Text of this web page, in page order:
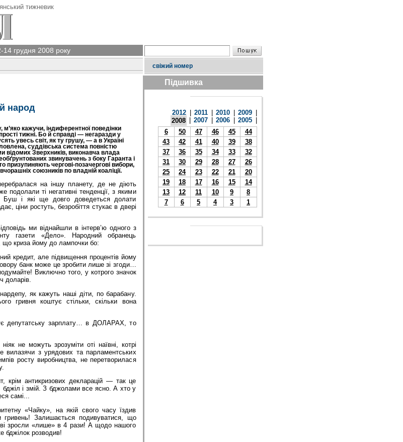
тижневик
14 грудня 2008 року
свіжий номер
народ
кажучи, індиферентної поведінки
тижні. Бо й справді — негаразди у
увесь світ, як ту грушу, — а в Україні
суддівська система повністю
відомих Зверхників, виконавча влада
звинувачень з боку Гаранта і
призупиняють чергові-позачергові вибори,
союзників по владній коаліції.
на іншу планету, де не діють
ті негативні тенденції, з якими
і які ще довго доведеться долати
ціни ростуть, безробіття стукає в двері
ми віднайшли в інтерв’ю одного з
газети «Дело». Народний обранець
що криза йому до лампочки бо:
кредит, але підвищення процентів йому
банк може це зробити лише зі згоди…
Виключно того, у котрого значок
доларів.
як кажуть наші діти, по барабану.
гривня коштує стільки, скільки вона
депутатську зарплату… в ДОЛАРАХ, то
не можуть зрозуміти оті наївні, котрі
з урядових та парламентських
росту виробництва, не перетворилася
антикризових декларацій — так це
і змій. З бджолами все ясно. А хто у
самі...
«Чайку», на якій свого часу їздив
Залишається подивуватися, що
зросли «лише» в 4 рази! А щодо нашого
бджілок розводив!
Підшивка
2012 2011 2010 2009
2008
2007 2006 2005
6
50 47 46 45
44
43
42 41 40 39
38
37
36 35 34 33
32
31
30 29 28 27
26
25
24 23 22 21
20
19
18 17 16 15
14
13
12 11 10 9
8
7
6 5 4 3 1